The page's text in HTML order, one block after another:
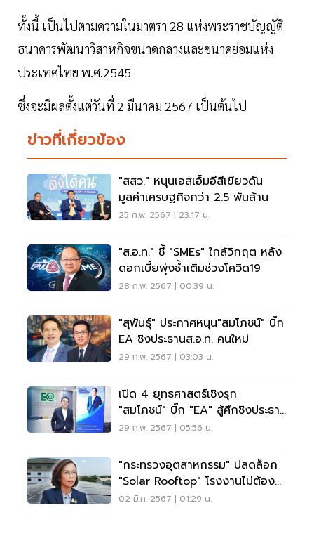
ทั้งนี้ เป็นไปตามความในมาตรา 28 แห่งพระราชบัญญัติ
ธนาคารพัฒนาวิสาหกิจขนาดกลางและขนาดย่อมแห่ง
ประเทศไทย พ.ศ.2545
ซึ่งจะมีผลตั้งแต่วันที่ 2 มีนาคม 2567 เป็นต้นไป
ข่าวที่เกี่ยวข้อง
"สสว." หนุนเอสเอ็มอีสีเขียวดัน
มูลค่าเศรษฐกิจกว่า 2.5 พันล้าน
25 ก.พ. 2567 | 23:17 น.
"ส.อ.ท." ชี้ "SMEs" ใกล้วิกฤต หลัง
ดอกเบี้ยพุ่งซ้ำเติมช่วงโควิด19
28 ก.พ. 2567 | 00:39 น.
"สุพันธุ์" ประกาศหนุน"สมโภชน์" บิ๊ก
EA ชิงประธานส.อ.ท. คนใหม่
29 ก.พ. 2567 | 03:03 น.
เปิด 4 ยุทธศาสตร์เชิงรุก
"สมโภชน์" บิ๊ก "EA" สู้ศึกชิงประธาน
ส.อ.ท.คนใหม่
29 ก.พ. 2567 | 05:56 น.
"กระทรวงอุตสาหกรรม" ปลดล็อก
"Solar Rooftop" โรงงานไม่ต้อง
ขออนุญาต
02 มี.ค. 2567 | 01:29 น.